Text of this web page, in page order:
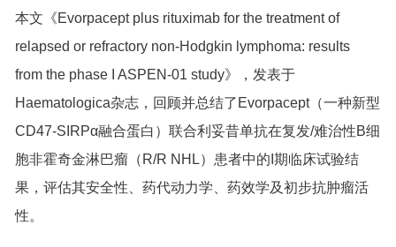
本文《Evorpacept plus rituximab for the treatment of
relapsed or refractory non-Hodgkin lymphoma: results
from the phase I ASPEN-01 study》，发表于
Haematologica杂志，回顾并总结了Evorpacept（一种新型
CD47-SIRPα融合蛋白）联合利妥昔单抗在复发/难治性B细
胞非霍奇金淋巴瘤（R/R NHL）患者中的I期临床试验结
果，评估其安全性、药代动力学、药效学及初步抗肿瘤活
性。